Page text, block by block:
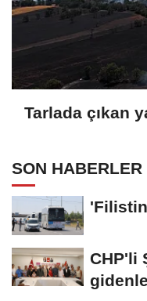
Tarlada çıkan
SON HABERLER
CHP'li